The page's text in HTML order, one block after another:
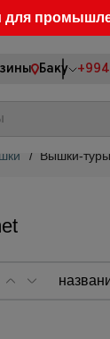
для
Баку
/ Вышки-